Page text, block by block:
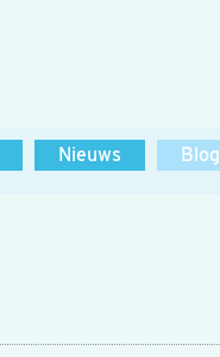
Nieuws Blog